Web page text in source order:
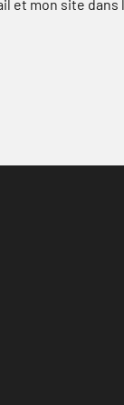
et mon site